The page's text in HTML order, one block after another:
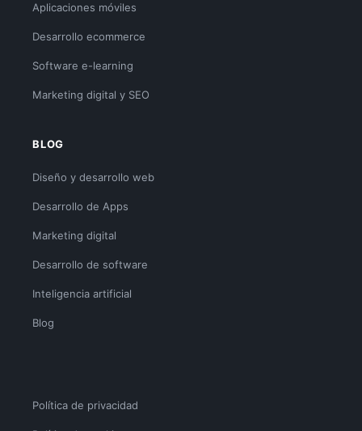
Aplicaciones móviles
Desarrollo ecommerce
Software e-learning
Marketing digital y SEO
BLOG
Diseño y desarrollo web
Desarrollo de Apps
Marketing digital
Desarrollo de software
Inteligencia artificial
Blog
Política de privacidad